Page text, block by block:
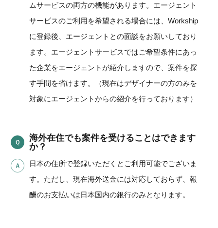
ムサービスの両方の機能があります。エージェント
サービスのご利用を希望される場合には、Workship
に登録後、エージェントとの面談をお願いしており
ます。エージェントサービスではご希望条件にあっ
た企業をエージェントが紹介しますので、案件を探
す手間を省けます。（現在はデザイナーの方のみを
対象にエージェントからの紹介を行っております）
海外在住でも案件を受けることはできます
か？
日本の住所で登録いただくとご利用可能でございま
す。ただし、現在海外送金には対応しておらず、報
酬のお支払いは日本国内の銀行のみとなります。